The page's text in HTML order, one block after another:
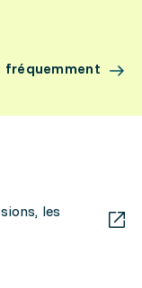
fréquemment
les